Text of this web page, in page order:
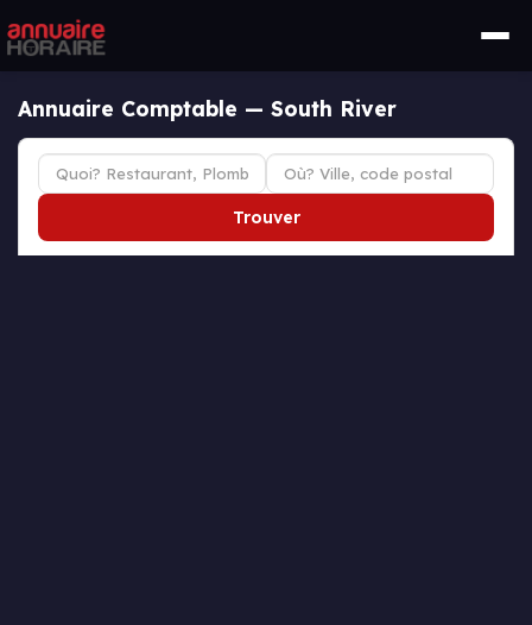
Annuaire Comptable — South River
Trouver